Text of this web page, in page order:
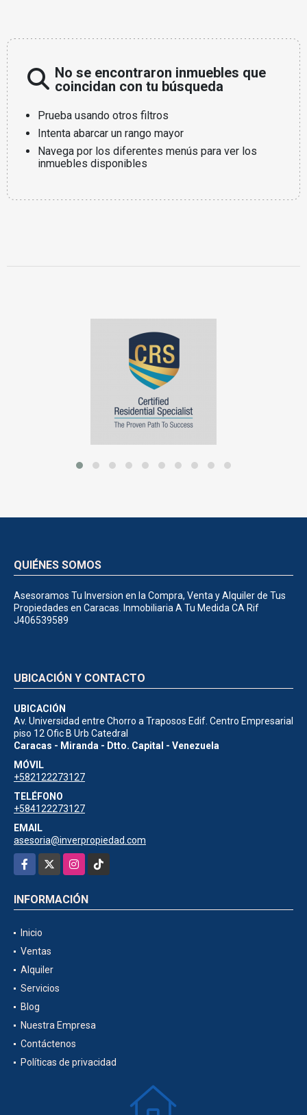
No se encontraron inmuebles que
coincidan con tu búsqueda
Prueba usando otros filtros
Intenta abarcar un rango mayor
Navega por los diferentes menús para ver los
inmuebles disponibles
QUIÉNES SOMOS
Asesoramos Tu Inversion en la Compra, Venta y Alquiler de Tus
Propiedades en Caracas. Inmobiliaria A Tu Medida CA Rif
J406539589
UBICACIÓN Y CONTACTO
UBICACIÓN
Av. Universidad entre Chorro a Traposos Edif. Centro Empresarial
piso 12 Ofic B Urb Catedral
Caracas - Miranda - Dtto. Capital - Venezuela
MÓVIL
+582122273127
TELÉFONO
+584122273127
EMAIL
asesoria@inverpropiedad.com
Facebook
InstagramTikTok
INFORMACIÓN
Inicio
Ventas
Alquiler
Servicios
Blog
Nuestra Empresa
Contáctenos
Políticas de privacidad